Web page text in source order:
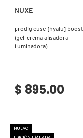
MURAD
NUXE
prodigieuse [hyalu] boost
(gel-crema alisadora
iluminadora)
$ 895.00
NUEVO